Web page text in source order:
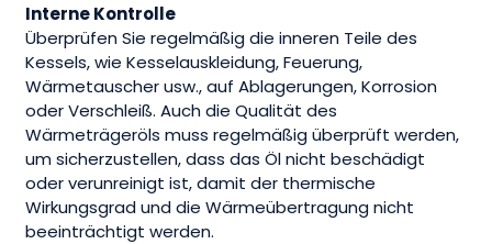
Interne Kontrolle
Überprüfen Sie regelmäßig die inneren Teile des
Kessels, wie Kesselauskleidung, Feuerung,
Wärmetauscher usw., auf Ablagerungen, Korrosion
oder Verschleiß. Auch die Qualität des
Wärmeträgeröls muss regelmäßig überprüft werden,
um sicherzustellen, dass das Öl nicht beschädigt
oder verunreinigt ist, damit der thermische
Wirkungsgrad und die Wärmeübertragung nicht
beeinträchtigt werden.